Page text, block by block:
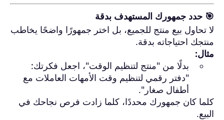
🎯 حدد جمهورك المستهدف بدقة
لا تحاول بيع منتج للجميع، بل اختر جمهورًا واضحًا يخاطب
منتجك احتياجاته بدقة.
مثال:
بدلًا من "منتج لتنظيم الوقت"، اجعل فكرتك:
"دفتر رقمي لتنظيم وقت الأمهات العاملات مع
أطفال صغار".
كلما كان جمهورك محددًا، كلما زادت فرص نجاحك في
البيع.